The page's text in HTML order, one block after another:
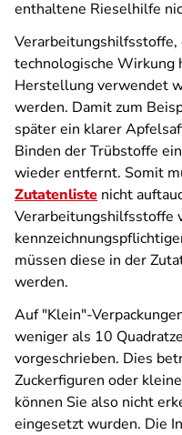
enthaltene Rieselhilfe
Verarbeitungshilfsstoffe,
technologische Wirkung
Herstellung verwendet
werden. Damit zum
später ein klarer
Binden der Trübstoffe
wieder entfernt. Somit
Zutatenliste nicht
Verarbeitungshilfsstoffe
müssen diese in der
werden.
Auf "Klein"-
weniger als 10
vorgeschrieben. Dies
Zuckerfiguren oder
können Sie also nicht
eingesetzt wurden. Die